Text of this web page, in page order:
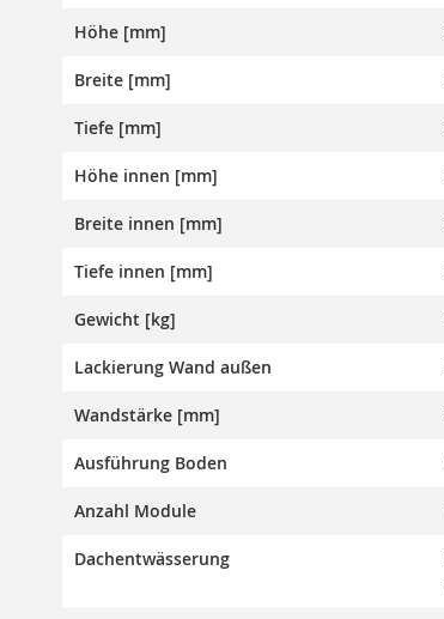
Höhe [mm]
Breite [mm]
Tiefe [mm]
Höhe innen [mm]
Breite innen [mm]
Tiefe innen [mm]
Gewicht [kg]
Lackierung Wand außen
Wandstärke [mm]
Ausführung Boden
Anzahl Module
Dachentwässerung